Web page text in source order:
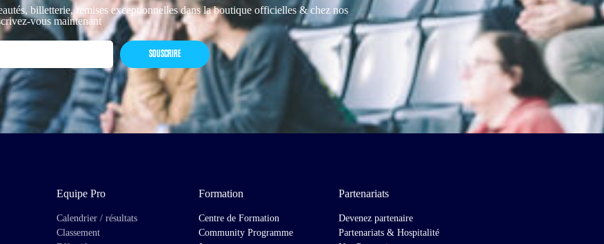
billetterie, remises exceptionnelles dans la boutique officielles & chez nos
vous maintenant
SOUSCRIRE
Equipe Pro
Calendrier / résultats
Classement
Formation
Centre de Formation
Community Programme
Partenariats
Devenez partenaire
Partenariats & Hospitalité